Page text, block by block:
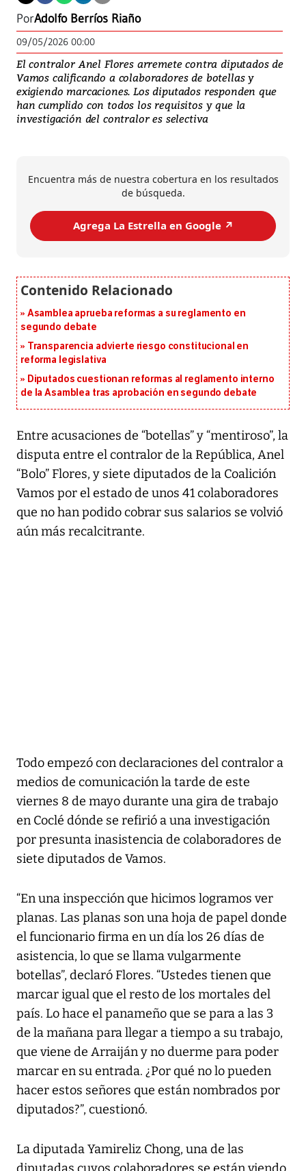
PorAdolfo Berríos Riaño
09/05/2026 00:00
El contralor Anel Flores arremete contra diputados de
Vamos calificando a colaboradores de botellas y
exigiendo marcaciones. Los diputados responden que
han cumplido con todos los requisitos y que la
investigación del contralor es selectiva
Encuentra más de nuestra cobertura en los resultados
de búsqueda.
Agrega La Estrella en Google ↗️
Asamblea aprueba reformas a su reglamento en
segundo debate
Transparencia advierte riesgo constitucional en
reforma legislativa
Diputados cuestionan reformas al reglamento interno
de la Asamblea tras aprobación en segundo debate
Entre acusaciones de “botellas” y “mentiroso”, la
disputa entre el contralor de la República, Anel
“Bolo” Flores, y siete diputados de la Coalición
Vamos por el estado de unos 41 colaboradores
que no han podido cobrar sus salarios se volvió
aún más recalcitrante.
Todo empezó con declaraciones del contralor a
medios de comunicación la tarde de este
viernes 8 de mayo durante una gira de trabajo
en Coclé dónde se refirió a una investigación
por presunta inasistencia de colaboradores de
siete diputados de Vamos.
“En una inspección que hicimos logramos ver
planas. Las planas son una hoja de papel donde
el funcionario firma en un día los 26 días de
asistencia, lo que se llama vulgarmente
botellas”, declaró Flores. “Ustedes tienen que
marcar igual que el resto de los mortales del
país. Lo hace el panameño que se para a las 3
de la mañana para llegar a tiempo a su trabajo,
que viene de Arraiján y no duerme para poder
marcar en su entrada. ¿Por qué no lo pueden
hacer estos señores que están nombrados por
diputados?”, cuestionó.
La diputada Yamireliz Chong, una de las
diputadas cuyos colaboradores se están viendo